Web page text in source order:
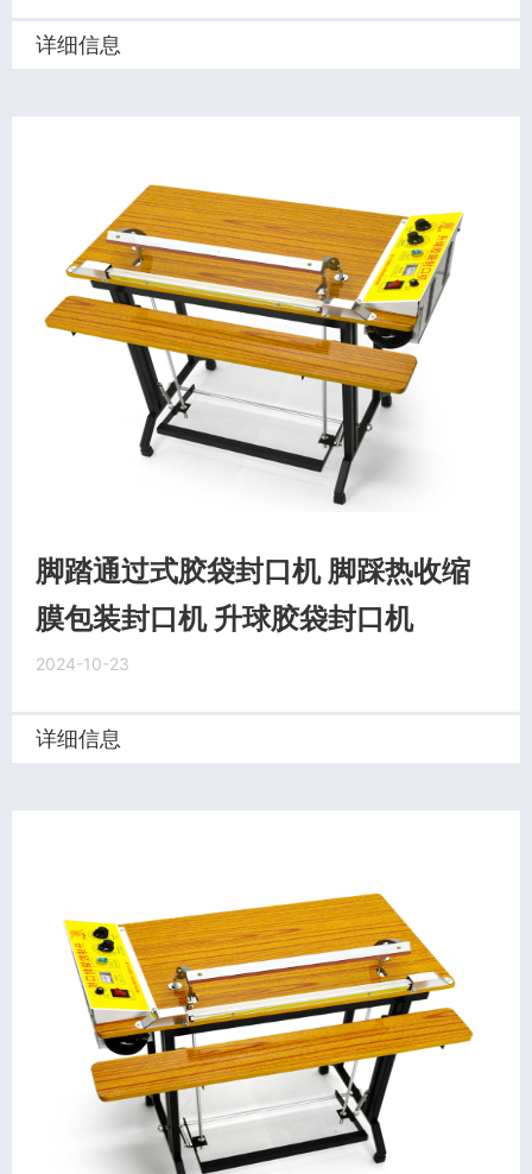
详细信息
脚踏通过式胶袋封口机 脚踩热收缩
膜包装封口机 升球胶袋封口机
2024-10-23
详细信息